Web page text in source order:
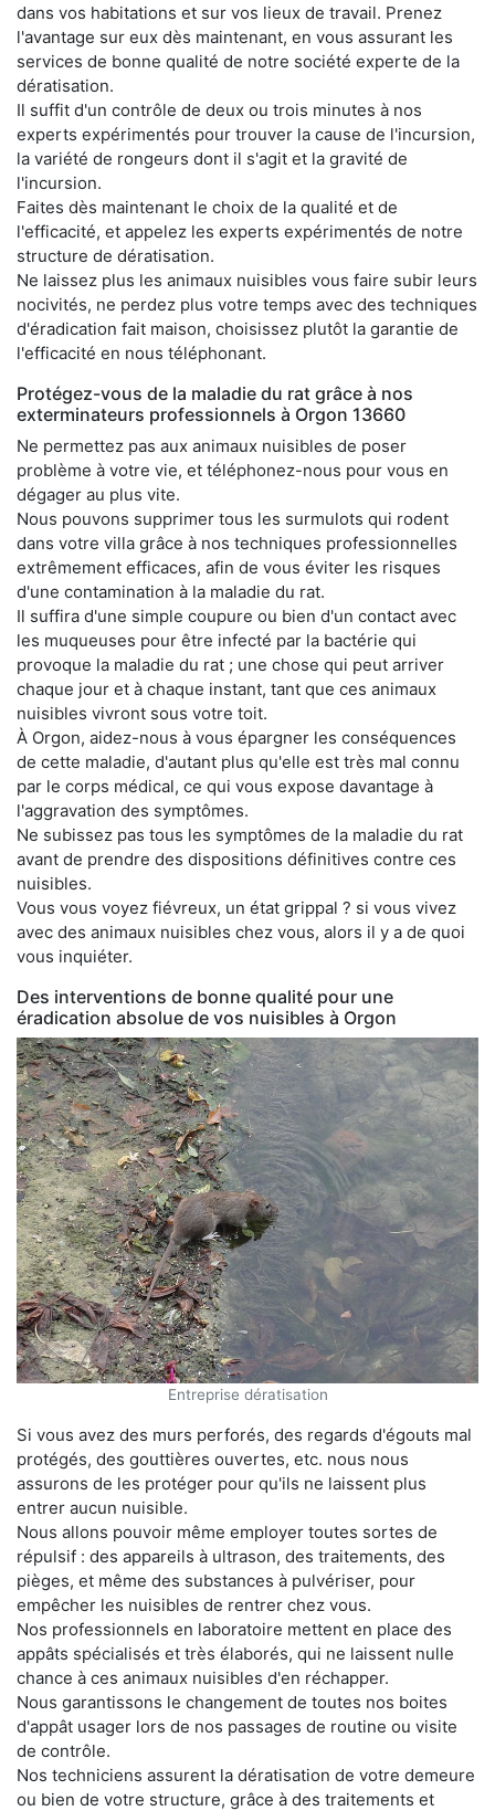
dans vos habitations et sur vos lieux de travail. Prenez
l'avantage sur eux dès maintenant, en vous assurant les
services de bonne qualité de notre société experte de la
dératisation.
Il suffit d'un contrôle de deux ou trois minutes à nos
experts expérimentés pour trouver la cause de l'incursion,
la variété de rongeurs dont il s'agit et la gravité de
l'incursion.
Faites dès maintenant le choix de la qualité et de
l'efficacité, et appelez les experts expérimentés de notre
structure de dératisation.
Ne laissez plus les animaux nuisibles vous faire subir leurs
nocivités, ne perdez plus votre temps avec des techniques
d'éradication fait maison, choisissez plutôt la garantie de
l'efficacité en nous téléphonant.
Protégez-vous de la maladie du rat grâce à nos
exterminateurs professionnels à Orgon 13660
Ne permettez pas aux animaux nuisibles de poser
problème à votre vie, et téléphonez-nous pour vous en
dégager au plus vite.
Nous pouvons supprimer tous les surmulots qui rodent
dans votre villa grâce à nos techniques professionnelles
extrêmement efficaces, afin de vous éviter les risques
d'une contamination à la maladie du rat.
Il suffira d'une simple coupure ou bien d'un contact avec
les muqueuses pour être infecté par la bactérie qui
provoque la maladie du rat ; une chose qui peut arriver
chaque jour et à chaque instant, tant que ces animaux
nuisibles vivront sous votre toit.
À Orgon, aidez-nous à vous épargner les conséquences
de cette maladie, d'autant plus qu'elle est très mal connu
par le corps médical, ce qui vous expose davantage à
l'aggravation des symptômes.
Ne subissez pas tous les symptômes de la maladie du rat
avant de prendre des dispositions définitives contre ces
nuisibles.
Vous vous voyez fiévreux, un état grippal ? si vous vivez
avec des animaux nuisibles chez vous, alors il y a de quoi
vous inquiéter.
Des interventions de bonne qualité pour une
éradication absolue de vos nuisibles à Orgon
Entreprise dératisation
Si vous avez des murs perforés, des regards d'égouts mal
protégés, des gouttières ouvertes, etc. nous nous
assurons de les protéger pour qu'ils ne laissent plus
entrer aucun nuisible.
Nous allons pouvoir même employer toutes sortes de
répulsif : des appareils à ultrason, des traitements, des
pièges, et même des substances à pulvériser, pour
empêcher les nuisibles de rentrer chez vous.
Nos professionnels en laboratoire mettent en place des
appâts spécialisés et très élaborés, qui ne laissent nulle
chance à ces animaux nuisibles d'en réchapper.
Nous garantissons le changement de toutes nos boites
d'appât usager lors de nos passages de routine ou visite
de contrôle.
Nos techniciens assurent la dératisation de votre demeure
ou bien de votre structure, grâce à des traitements et